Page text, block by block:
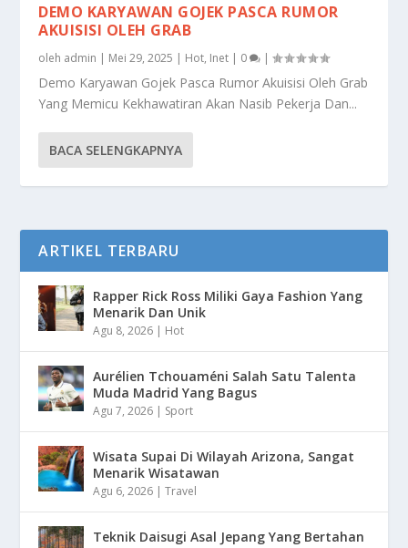
DEMO KARYAWAN GOJEK PASCA RUMOR
AKUISISI OLEH GRAB
oleh admin | Mei 29, 2025 | Hot, Inet | 0 |
Demo Karyawan Gojek Pasca Rumor Akuisisi Oleh Grab
Yang Memicu Kekhawatiran Akan Nasib Pekerja Dan...
BACA SELENGKAPNYA
ARTIKEL TERBARU
Rapper Rick Ross Miliki Gaya Fashion Yang
Menarik Dan Unik
Agu 8, 2026 | Hot
Aurélien Tchouaméni Salah Satu Talenta
Muda Madrid Yang Bagus
Agu 7, 2026 | Sport
Wisata Supai Di Wilayah Arizona, Sangat
Menarik Wisatawan
Agu 6, 2026 |Travel
Teknik Daisugi Asal Jepang Yang Bertahan